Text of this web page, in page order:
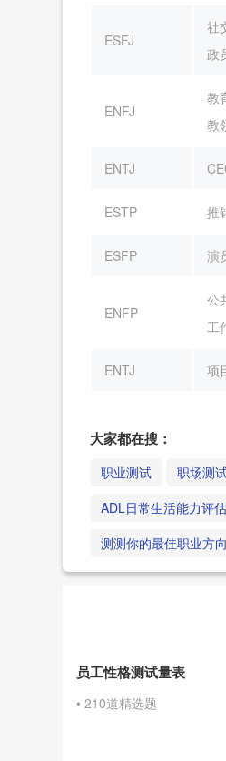
ESFJ
社
政
ENFJ
教
教
ENTJ
ESTP 推
ESFP 演
ENFP
公
工
ENTJ 项
大家都在搜：
职业测试 职场测
ADL日常生活能力评
测测你的最佳职业方向
员工性格测试量表
• 210道精选题